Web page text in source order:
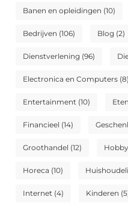
Banen en opleidingen (10)
Bedrijven (106) Blog (2)
Dienstverlening (96)
Electronica en Computers (8)
Entertainment (10)
Financieel (14)
Groothandel (12)
Horeca (10)
Internet (4) Kinderen